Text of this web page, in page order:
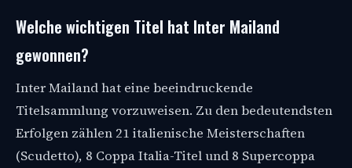
Welche wichtigen Titel hat Inter Mailand
gewonnen?
Inter Mailand hat eine beeindruckende
Titelsammlung vorzuweisen. Zu den bedeutendsten
Erfolgen zählen 21 italienische Meisterschaften
(Scudetto), 8 Coppa Italia-Titel und 8 Supercoppa